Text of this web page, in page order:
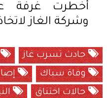
أُخطرت غرفة
وشركة الغاز
حادث تسرب غاز
وفاة سباك
حالات اختناق